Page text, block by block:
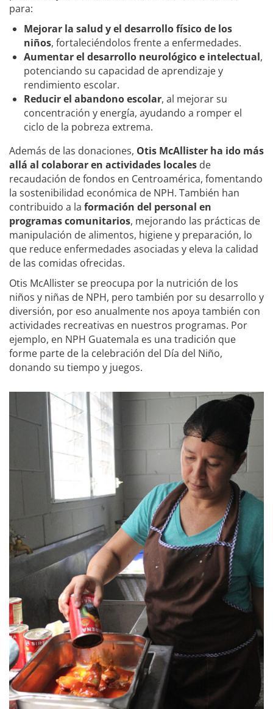
para:
Mejorar la salud y el desarrollo físico de los
niños, fortaleciéndolos frente a enfermedades.
Aumentar el desarrollo neurológico e intelectual,
potenciando su capacidad de aprendizaje y
rendimiento escolar.
Reducir el abandono escolar, al mejorar su
concentración y energía, ayudando a romper el
ciclo de la pobreza extrema.
Además de las donaciones, Otis McAllister ha ido más
allá al colaborar en actividades locales de
recaudación de fondos en Centroamérica, fomentando
la sostenibilidad económica de NPH. También han
contribuido a la formación del personal en
programas comunitarios, mejorando las prácticas de
manipulación de alimentos, higiene y preparación, lo
que reduce enfermedades asociadas y eleva la calidad
de las comidas ofrecidas.
Otis McAllister se preocupa por la nutrición de los
niños y niñas de NPH, pero también por su desarrollo y
diversión, por eso anualmente nos apoya también con
actividades recreativas en nuestros programas. Por
ejemplo, en NPH Guatemala es una tradición que
forme parte de la celebración del Día del Niño,
donando su tiempo y juegos.